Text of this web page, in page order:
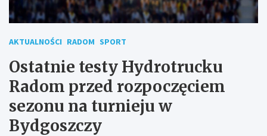
AKTUALNOŚCI RADOM SPORT
Ostatnie testy Hydrotrucku
Radom przed rozpoczęciem
sezonu na turnieju w
Bydgoszczy